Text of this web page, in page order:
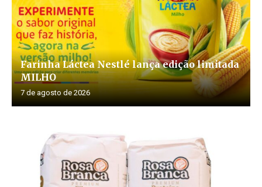
Farinha Láctea Nestlé lança edição limitada
MILHO
7 de agosto de 2026